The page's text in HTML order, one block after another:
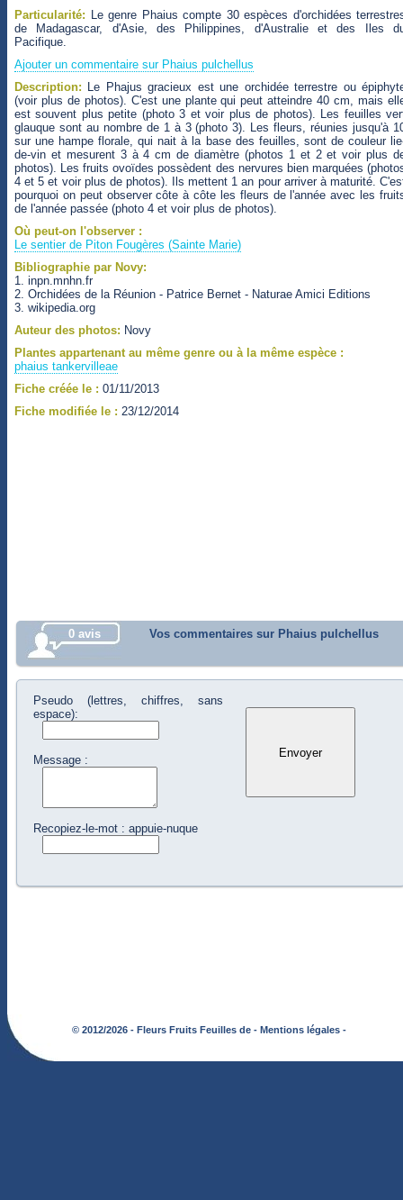
Particularité: Le genre Phaius compte 30 espèces d'orchidées
de Madagascar, d'Asie, des Philippines, d'Australie et des Iles
Pacifique.
Ajouter un commentaire sur Phaius pulchellus
Description: Le Phajus gracieux est une orchidée terrestre ou
(voir plus de photos). C'est une plante qui peut atteindre 40 cm, mais
est souvent plus petite (photo 3 et voir plus de photos). Les feuilles
glauque sont au nombre de 1 à 3 (photo 3). Les fleurs, réunies jusqu'à
sur une hampe florale, qui nait à la base des feuilles, sont de couleur
de-vin et mesurent 3 à 4 cm de diamètre (photos 1 et 2 et voir plus
photos). Les fruits ovoïdes possèdent des nervures bien marquées
4 et 5 et voir plus de photos). Ils mettent 1 an pour arriver à maturité.
pourquoi on peut observer côte à côte les fleurs de l'année avec les
de l'année passée (photo 4 et voir plus de photos).
Où peut-on l'observer :
Le sentier de Piton Fougères (Sainte Marie)
Bibliographie par Novy:
1. inpn.mnhn.fr
2. Orchidées de la Réunion - Patrice Bernet - Naturae Amici Editions
3. wikipedia.org
Auteur des photos: Novy
Plantes appartenant au même genre ou à la même espèce :
phaius tankervilleae
Fiche créée le : 01/11/2013
Fiche modifiée le : 23/12/2014
0 avis Vos commentaires sur Phaius pulchellus
Pseudo (lettres, chiffres, sans
espace):
Message :
Recopiez-le-mot : appuie-nuque
© 2012/2026 - Fleurs Fruits Feuilles de - Mentions légales -